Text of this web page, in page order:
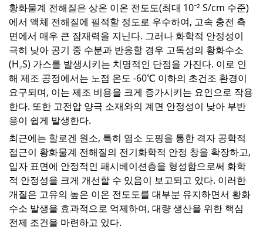
황화물계 전해질은 상온 이온 전도도(최대 10⁻²S/cm 수준)
에서 액체 전해질에 필적할 정도로 우수하여, 고속 충전 측
면에서 매우 큰 잠재력을 지닌다. 그러나 화학적 안정성이
극히 낮아 공기 중 수분과 반응할 경우 고독성의 황화수소
(H₂S) 가스를 발생시키는 치명적인 단점을 가진다. 이로 인
해 제조 공정에서는 노점 온도 -60℃ 이하의 초건조 환경이
요구되며, 이는 제조 비용을 크게 증가시키는 요인으로 작용
한다. 또한 고전압 양극 소재와의 계면 안정성이 낮아 부반
응이 쉽게 발생한다.
최근에는 할로겐 원소, 특히 염소 도핑을 통한 격자 공학적
접근이 황화물계 전해질의 전기화학적 안정 창을 확장하고,
입자 표면에 안정적인 패시베이션층을 형성함으로써 화학
적 안정성을 크게 개선할 수 있음이 보고되고 있다. 이러한
개질은 고유의 높은 이온 전도도를 대부분 유지하면서 황화
수소 발생을 효과적으로 억제하여, 대량 생산을 위한 핵심
전제 조건을 마련하고 있다.